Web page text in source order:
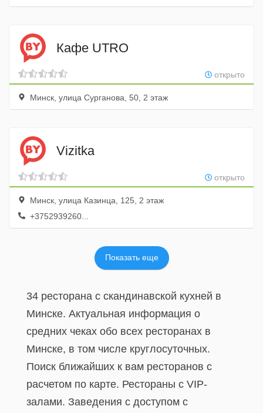
Кафе UTRO
открыто
Минск, улица Сурганова, 50, 2 этаж
Vizitka
открыто
Минск, улица Казинца, 125, 2 этаж
+3752939260...
Показать еще
34 ресторана с скандинавской кухней в
Минске. Актуальная информация о
средних чеках обо всех ресторанах в
Минске, в том числе круглосуточных.
Поиск ближайших к вам ресторанов с
расчетом по карте. Рестораны с VIP-
залами. Заведения с доступом с